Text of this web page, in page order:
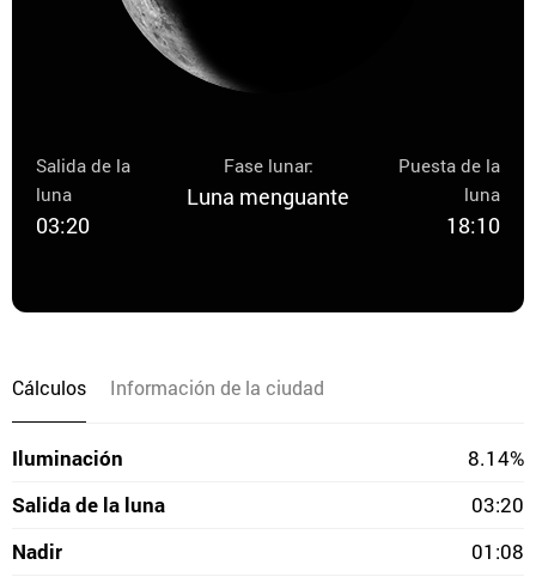
Salida de la
luna
03:20
Fase lunar:
Luna menguante
Puesta de la
luna
18:10
Cálculos Información de la ciudad
Iluminación
8.14%
Salida de la luna
03:20
Nadir
01:08